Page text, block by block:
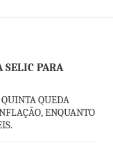
SELIC PARA
QUEDA
ENQUANTO